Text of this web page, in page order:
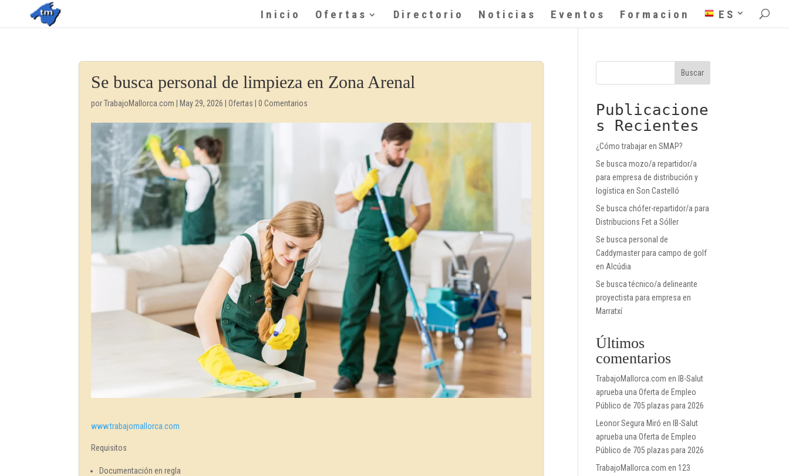
Inicio Ofertas Directorio Noticias Eventos Formacion ES
Se busca personal de limpieza en Zona Arenal
porTrabajoMallorca.com May 29, 2026 |Ofertas |0 Comentarios
www.trabajomallorca.com
Requisitos
Documentación en regla
Buscar
Publicacione
s Recientes
¿Cómo trabajar en SMAP?
Se busca mozo/a repartidor/a
para empresa de distribución y
logística en Son Castelló
Se busca chófer-repartidor/a para
Distribucions Fet a Sóller
Se busca personal de
Caddymaster para campo de golf
en Alcúdia
Se busca técnico/a delineante
proyectista para empresa en
Marratxí
Últimos
comentarios
TrabajoMallorca.com en IB-Salut
aprueba una Oferta de Empleo
Público de 705 plazas para 2026
Leonor Segura Miró en IB-Salut
aprueba una Oferta de Empleo
Público de 705 plazas para 2026
TrabajoMallorca.com en 123